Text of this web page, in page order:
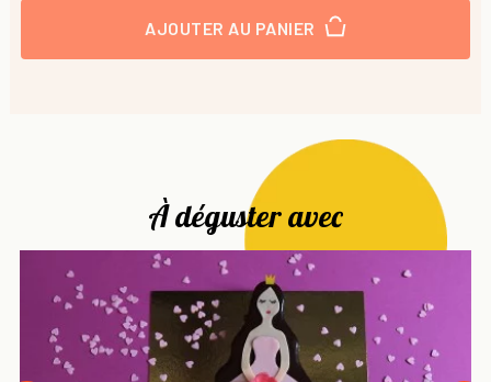
AJOUTER AU PANIER
À déguster avec